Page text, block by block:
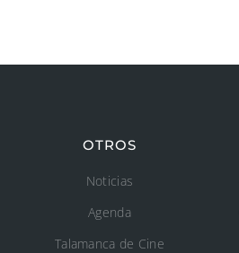
OTROS
Noticias
Agenda
Talamanca de Cine